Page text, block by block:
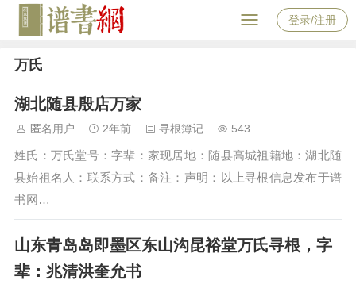
登录/注册
万氏
湖北随县殷店万家
匿名用户 2年前 寻根簿记 543
姓氏：万氏堂号：字辈：家现居地：随县高城祖籍地：湖北随
县始祖名人：联系方式：备注：声明：以上寻根信息发布于谱
书网…
山东青岛岛即墨区东山沟昆裕堂万氏寻根，字
辈：兆清洪奎允书